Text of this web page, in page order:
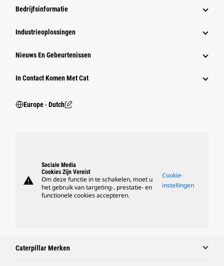
Bedrijfsinformatie
Industrieoplossingen
Nieuws En Gebeurtenissen
In Contact Komen Met Cat
Europe ‧ Dutch
warning
Sociale Media
Cookies Zijn Vereist
Om deze functie in te schakelen, moet u
het gebruik van targeting-, prestatie- en
functionele cookies accepteren.
Cookie-
instellingen
Caterpillar Merken